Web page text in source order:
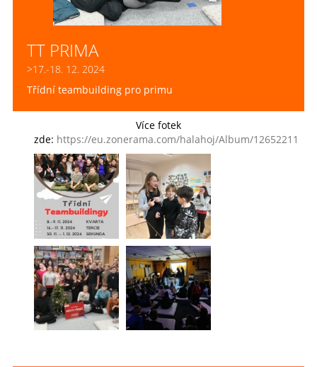
TT PRIMA
>17.-18. 12. 2024
Třídní teambuilding pro primu
Více fotek
zde: https://eu.zonerama.com/halahoj/Album/12652211